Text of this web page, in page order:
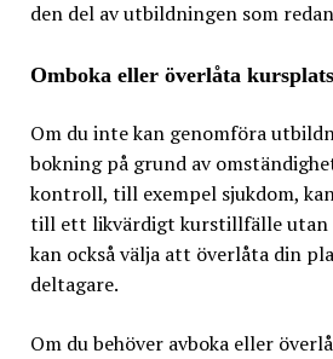
den del av utbildningen som
Omboka eller överlåta kursplats
Om du inte kan genomföra
bokning på grund av
kontroll, till exempel sjukdom,
till ett likvärdigt kurstillfälle utan
kan också välja att överlåta din
deltagare.
Om du behöver avboka eller